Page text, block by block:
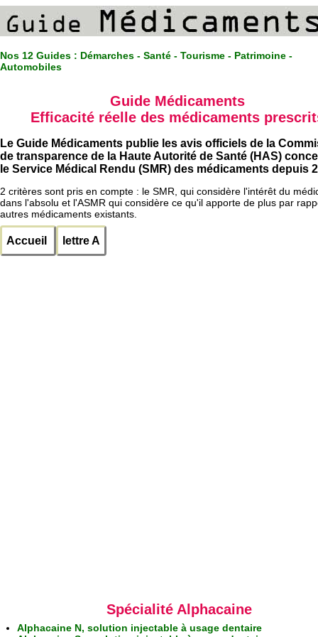
Nos 12 Guides : Démarches - Santé - Tourisme - Patrimoine -
Automobiles
Guide Médicaments
Efficacité réelle des médicaments
Le Guide Médicaments publie les avis officiels de la
de transparence de la Haute Autorité de Santé (HAS)
le Service Médical Rendu (SMR) des médicaments depuis
2 critères sont pris en compte : le SMR, qui considère l'intérêt du
dans l'absolu et l'ASMR qui considère ce qu'il apporte de plus par
autres médicaments existants.
Accueil lettre A
Spécialité Alphacaine
Alphacaine N, solution injectable à usage dentaire